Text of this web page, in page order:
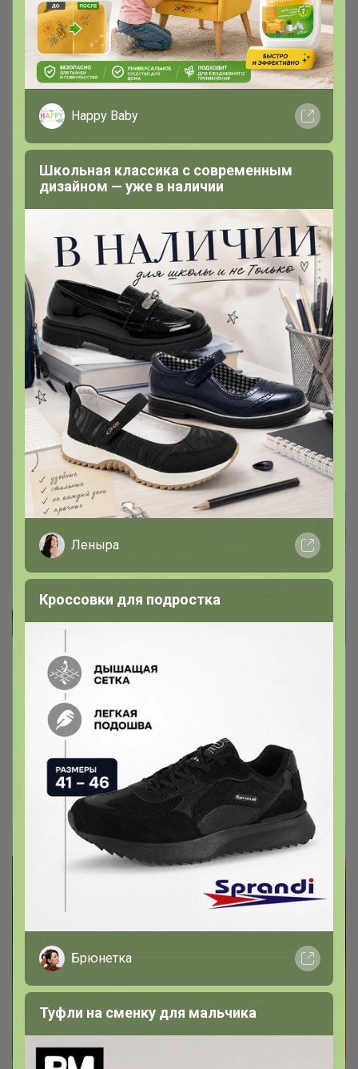
Крампи - уютные утепленные
пижамы, носки-тапочки
быстрая доставка
LovEIam
ТЕРМО от CLEVER — комфорт в любую
погоду
Женское, мужское и носки!
Женева
Happy Baby
Школьная классика с современным
дизайном — уже в наличии
Леныра
Кроссовки для подростка
Брюнетка
Туфли на сменку для мальчика